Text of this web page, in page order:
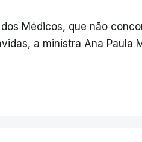
Médicos, que não
a ministra Ana Paula